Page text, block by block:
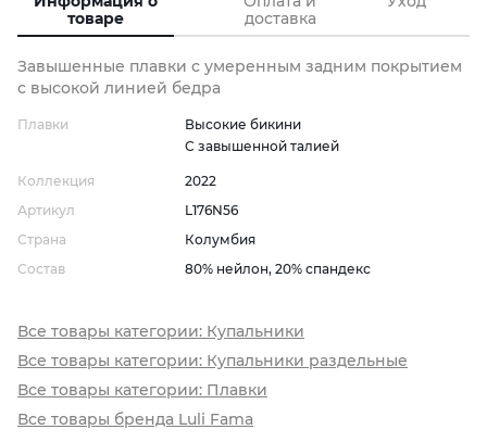
товаре
доставка
Завышенные плавки с умеренным задним покрытием
с высокой линией бедра
Плавки
Высокие бикини
С завышенной талией
Коллекция
2022
Артикул
L176N56
Страна
Колумбия
Состав
80% нейлон, 20% спандекс
Все товары категории: Купальники
Все товары категории: Купальники раздельные
Все товары категории: Плавки
Все товары бренда Luli Fama